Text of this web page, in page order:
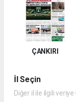
ÇANKIRI
İl Seçin
Diğer il ile ilgili